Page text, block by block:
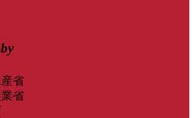
省
省